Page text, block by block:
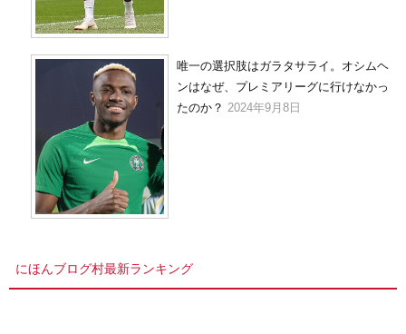
唯一の選択肢はガラタサライ。オシムヘ
ンはなぜ、プレミアリーグに行けなかっ
たのか？ 2024年9月8日
にほんブログ村最新ランキング